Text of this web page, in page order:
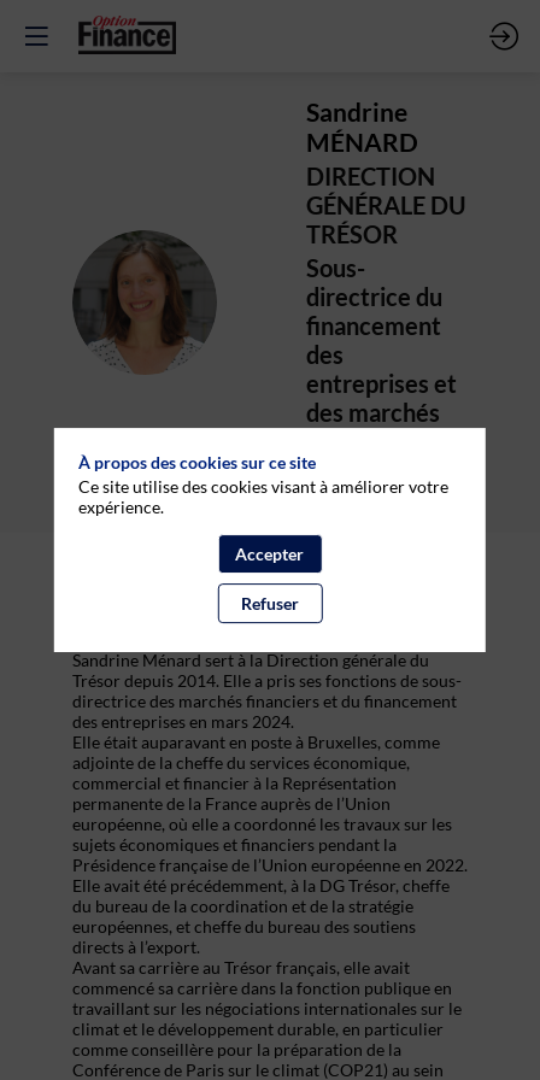
SM
Sandrine
MÉNARD
DIRECTION
GÉNÉRALE DU
TRÉSOR
Sous-
directrice du
financement
des
entreprises et
des marchés
Sandrine Ménard sert à la Direction générale du
Trésor depuis 2014. Elle a pris ses fonctions de sous-
directrice des marchés financiers et du financement
des entreprises en mars 2024.
Elle était auparavant en poste à Bruxelles, comme
adjointe de la cheffe du services économique,
commercial et financier à la Représentation
permanente de la France auprès de l’Union
européenne, où elle a coordonné les travaux sur les
sujets économiques et financiers pendant la
Présidence française de l’Union européenne en 2022.
Elle avait été précédemment, à la DG Trésor, cheffe
du bureau de la coordination et de la stratégie
européennes, et cheffe du bureau des soutiens
directs à l’export.
Avant sa carrière au Trésor français, elle avait
commencé sa carrière dans la fonction publique en
travaillant sur les négociations internationales sur le
climat et le développement durable, en particulier
comme conseillère pour la préparation de la
Conférence de Paris sur le climat (COP21) au sein
À propos des cookies sur ce site
Ce site utilise des cookies visant à améliorer votre
expérience.
Accepter
Refuser